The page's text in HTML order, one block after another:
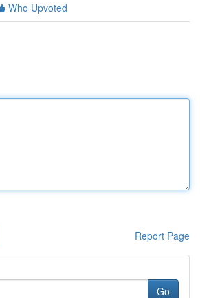
Who Upvoted
Report Page
Go